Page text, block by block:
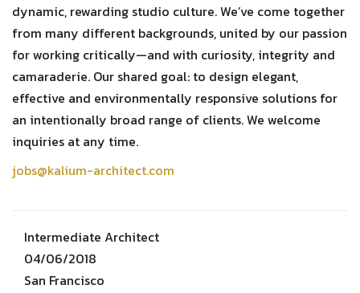
dynamic, rewarding studio culture. We’ve come together
from many different backgrounds, united by our passion
for working critically—and with curiosity, integrity and
camaraderie. Our shared goal: to design elegant,
effective and environmentally responsive solutions for
an intentionally broad range of clients. We welcome
inquiries at any time.
jobs@kalium-architect.com
Intermediate Architect
04/06/2018
San Francisco